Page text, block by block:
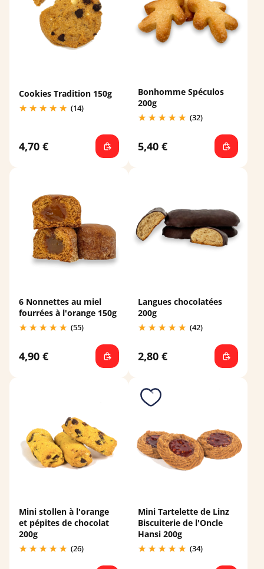
Cookies Tradition 150g
(14)
4,70 €
Bonhomme Spéculos
200g
(32)
5,40 €
6 Nonnettes au miel
fourrées à l'orange 150g
(55)
4,90 €
Langues chocolatées
200g
(42)
2,80 €
Mini stollen à l'orange
et pépites de chocolat
200g
(26)
Mini Tartelette de Linz
Biscuiterie de l'Oncle
Hansi 200g
(34)